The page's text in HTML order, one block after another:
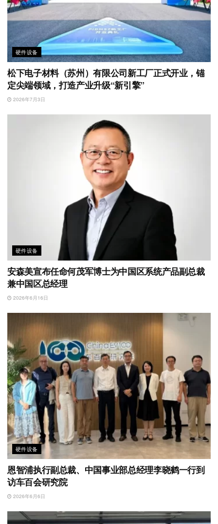
硬件设备
松下电子材料（苏州）有限公司新工厂正式开业，锚
定尖端领域，打造产业升级“新引擎”
2026年7月3日
硬件设备
安森美宣布任命何茂军博士为中国区系统产品副总裁
兼中国区总经理
2026年6月16日
硬件设备
恩智浦执行副总裁、中国事业部总经理李晓鹤一行到
访车百会研究院
2026年6月6日